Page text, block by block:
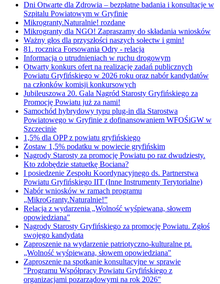
Dni Otwarte dla Zdrowia – bezpłatne badania i konsultacje w
Szpitalu Powiatowym w Gryfinie
Mikrogranty.Naturalnie! rozdane
Mikrogranty dla NGO! Zapraszamy do składania wniosków
Ważny głos dla przyszłości naszych sołectw i gmin!
81. rocznica Forsowania Odry - relacja
Informacja o utrudnieniach w ruchu drogowym
Otwarty konkurs ofert na realizację zadań publicznych
Powiatu Gryfińskiego w 2026 roku oraz nabór kandydatów
na członków komisji konkursowych
Jubileuszowa 20. Gala Nagród Starosty Gryfińskiego za
Promocję Powiatu już za nami!
Samochód hybrydowy typu plug-in dla Starostwa
Powiatowego w Gryfinie z dofinansowaniem WFOŚiGW w
Szczecinie
1,5% dla OPP z powiatu gryfińskiego
Zostaw 1,5% podatku w powiecie gryfińskim
Nagrody Starosty za promocję Powiatu po raz dwudziesty.
Kto zdobędzie statuetkę Bociana?
I posiedzenie Zespołu Koordynacyjnego ds. Partnerstwa
Powiatu Gryfińskiego IIT (Inne Instrumenty Terytorialne)
Nabór wniosków w ramach programu
„MikroGranty.Naturalnie!”
Relacja z wydarzenia „Wolność wyśpiewana, słowem
opowiedziana"
Nagrody Starosty Gryfińskiego za promocję Powiatu. Zgłoś
swojego kandydata
Zaproszenie na wydarzenie patriotyczno-kulturalne pt.
„Wolność wyśpiewana, słowem opowiedziana"
Zaproszenie na spotkanie konsultacyjne w sprawie
"Programu Współpracy Powiatu Gryfińskiego z
organizacjami pozarządowymi na rok 2026"